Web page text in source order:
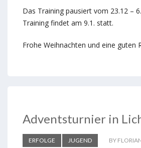
Das Training pausiert vom 23.12 –
Training findet am 9.1. statt.
Frohe Weihnachten und eine guten
Adventsturnier in
ERFOLGE JUGEND BY